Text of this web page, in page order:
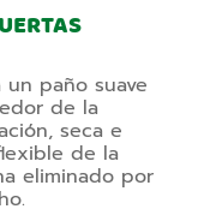
paño suave
de la
seca e
de la
eliminado por